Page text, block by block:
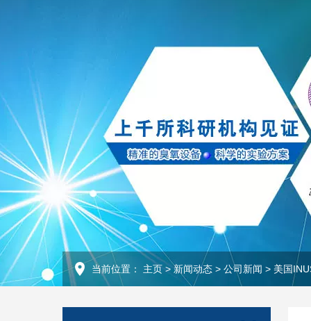
当前位置： 主页 >新闻动态 > 公司新闻 > 美国